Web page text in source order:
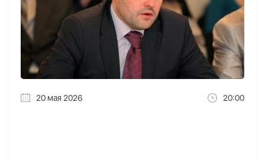
20 мая 2026 20:00